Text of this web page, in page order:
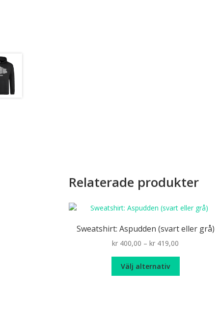
Relaterade produkter
Sweatshirt: Aspudden (svart eller grå)
kr 400,00 – kr 419,00
through
Välj alternativ